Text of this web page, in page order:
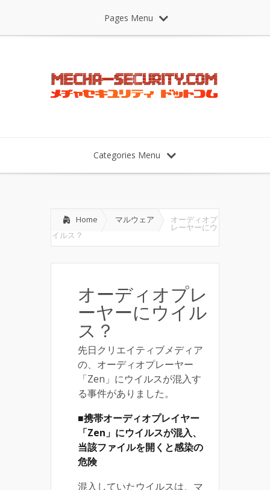
Pages Menu
Categories Menu
Home マルウェア オーディオプ
レーヤーにウ
イルス？
オーディオプレ
ーヤーにウイル
ス？
先日クリエイティブメディア
の、オーディオプレーヤー
「Zen」にウイルスが混入す
る事件がありました。
■携帯オーディオプレイヤー
「Zen」にウイルスが混入、
当該ファイルを開くと感染の
危険
混入していたウイルスは、マ